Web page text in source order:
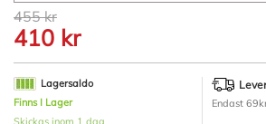
Hoppa
till
början
av
bildgalleriet
455 kr
410 kr
Lagersaldo
Finns I Lager
Endast